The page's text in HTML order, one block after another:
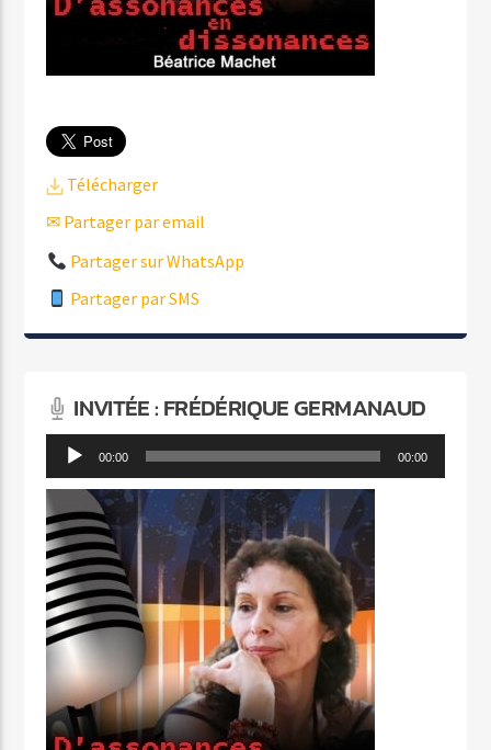
Télécharger
✉ Partager par email
Partager sur WhatsApp
Partager par SMS
INVITÉE : FRÉDÉRIQUE GERMANAUD
Lecteur 00:00 00:00